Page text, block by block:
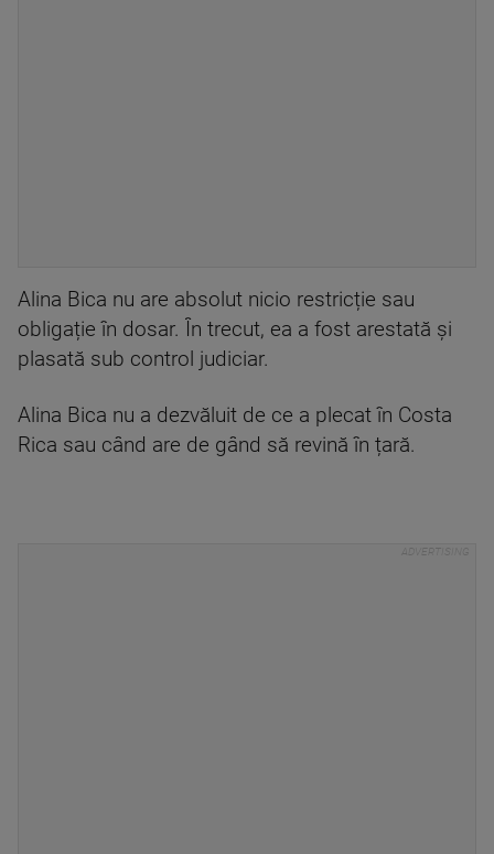
Alina Bica nu are absolut nicio restricție sau
obligație în dosar. În trecut, ea a fost arestată și
plasată sub control judiciar.
Alina Bica nu a dezvăluit de ce a plecat în Costa
Rica sau când are de gând să revină în țară.